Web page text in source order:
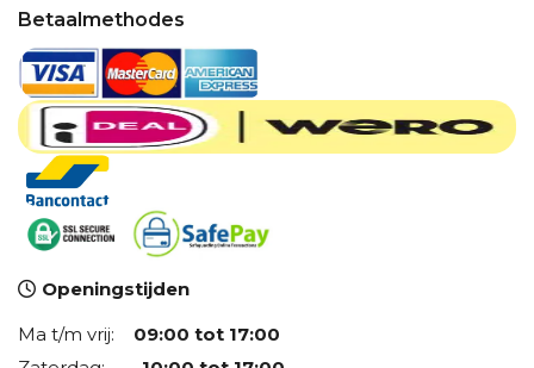
Betaalmethodes
Openingstijden
Ma t/m vrij: 09:00 tot 17:00